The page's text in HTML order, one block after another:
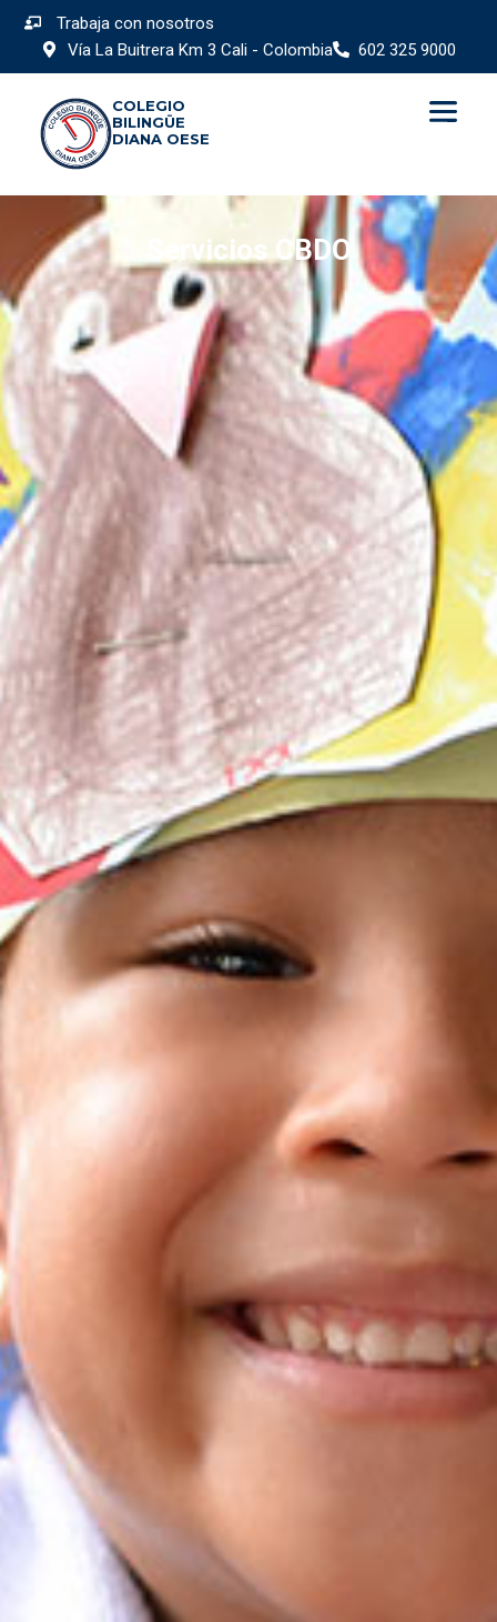
Vía La Buitrera Km 3 Cali - Colombia 602 325 9000
Trabaja con nosotros
COLEGIO
BILINGÜE
DIANA OESE
Servicios CBDO